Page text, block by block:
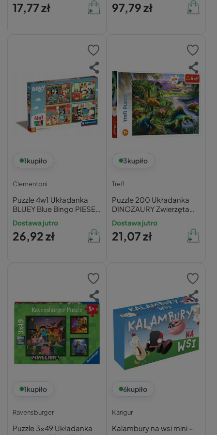
17,77 zł 97,79 zł
1kupiło
Clementoni
Puzzle 4w1 Układanka
BLUEY Blue Bingo PIESEK
Zabawy Bajka 3+
Clementoni
Dostawa jutro
26,92 zł
3kupiło
Trefl
Puzzle 200 Układanka
DINOZAURY Zwierzęta
Dżungla Las Obraz 7+
Trefl
Dostawa jutro
21,07 zł
1kupiło
Ravensburger
Puzzle 3x49 Układanka
6kupiło
Kangur
Kalambury na wsi mini –